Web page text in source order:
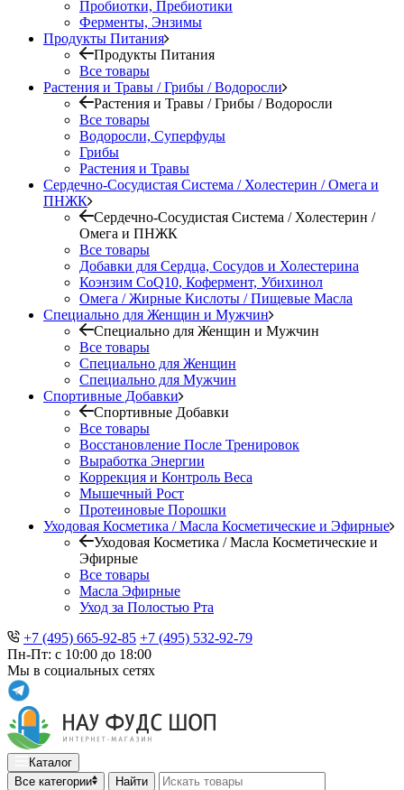
Пробиотки, Пребиотики
Ферменты, Энзимы
Продукты Питания
Продукты Питания
Все товары
Растения и Травы / Грибы / Водоросли
Растения и Травы / Грибы / Водоросли
Все товары
Водоросли, Суперфуды
Грибы
Растения и Травы
Сердечно-Сосудистая Система / Холестерин / Омега и
ПНЖК
Сердечно-Сосудистая Система / Холестерин /
Омега и ПНЖК
Все товары
Добавки для Сердца, Сосудов и Холестерина
Коэнзим CoQ10, Кофермент, Убихинол
Омега / Жирные Кислоты / Пищевые Масла
Специально для Женщин и Мужчин
Специально для Женщин и Мужчин
Все товары
Специально для Женщин
Специально для Мужчин
Спортивные Добавки
Спортивные Добавки
Все товары
Восстановление После Тренировок
Выработка Энергии
Коррекция и Контроль Веса
Мышечный Рост
Протеиновые Порошки
Уходовая Косметика / Масла Косметические и Эфирные
Уходовая Косметика / Масла Косметические и
Эфирные
Все товары
Масла Эфирные
Уход за Полостью Рта
+7 (495) 665-92-85 +7 (495) 532-92-79
Пн-Пт: с 10:00 до 18:00
Мы в социальных сетях
Каталог
Все категории
Найти